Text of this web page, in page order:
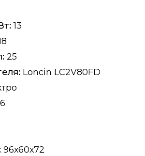
13
25
Loncin LC2V80FD
6
96х60х72